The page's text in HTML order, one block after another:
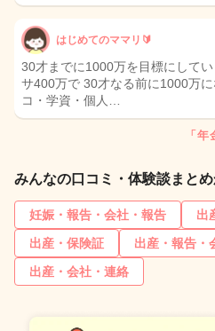
はじめてのママリ🔰
30才までに1000万を目標にして
サ400万で 30才なる前に1000万
コ・学資・個人…
「
みんなの口コミ・体験談まと
妊娠・報告・会社・報告
出
出産・保険証
出産・報告・
出産・会社・連絡